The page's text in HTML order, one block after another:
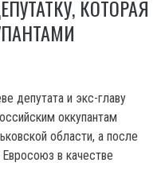
КОТОРАЯ
депутата и экс-главу
оккупантам
области, а после
в качестве